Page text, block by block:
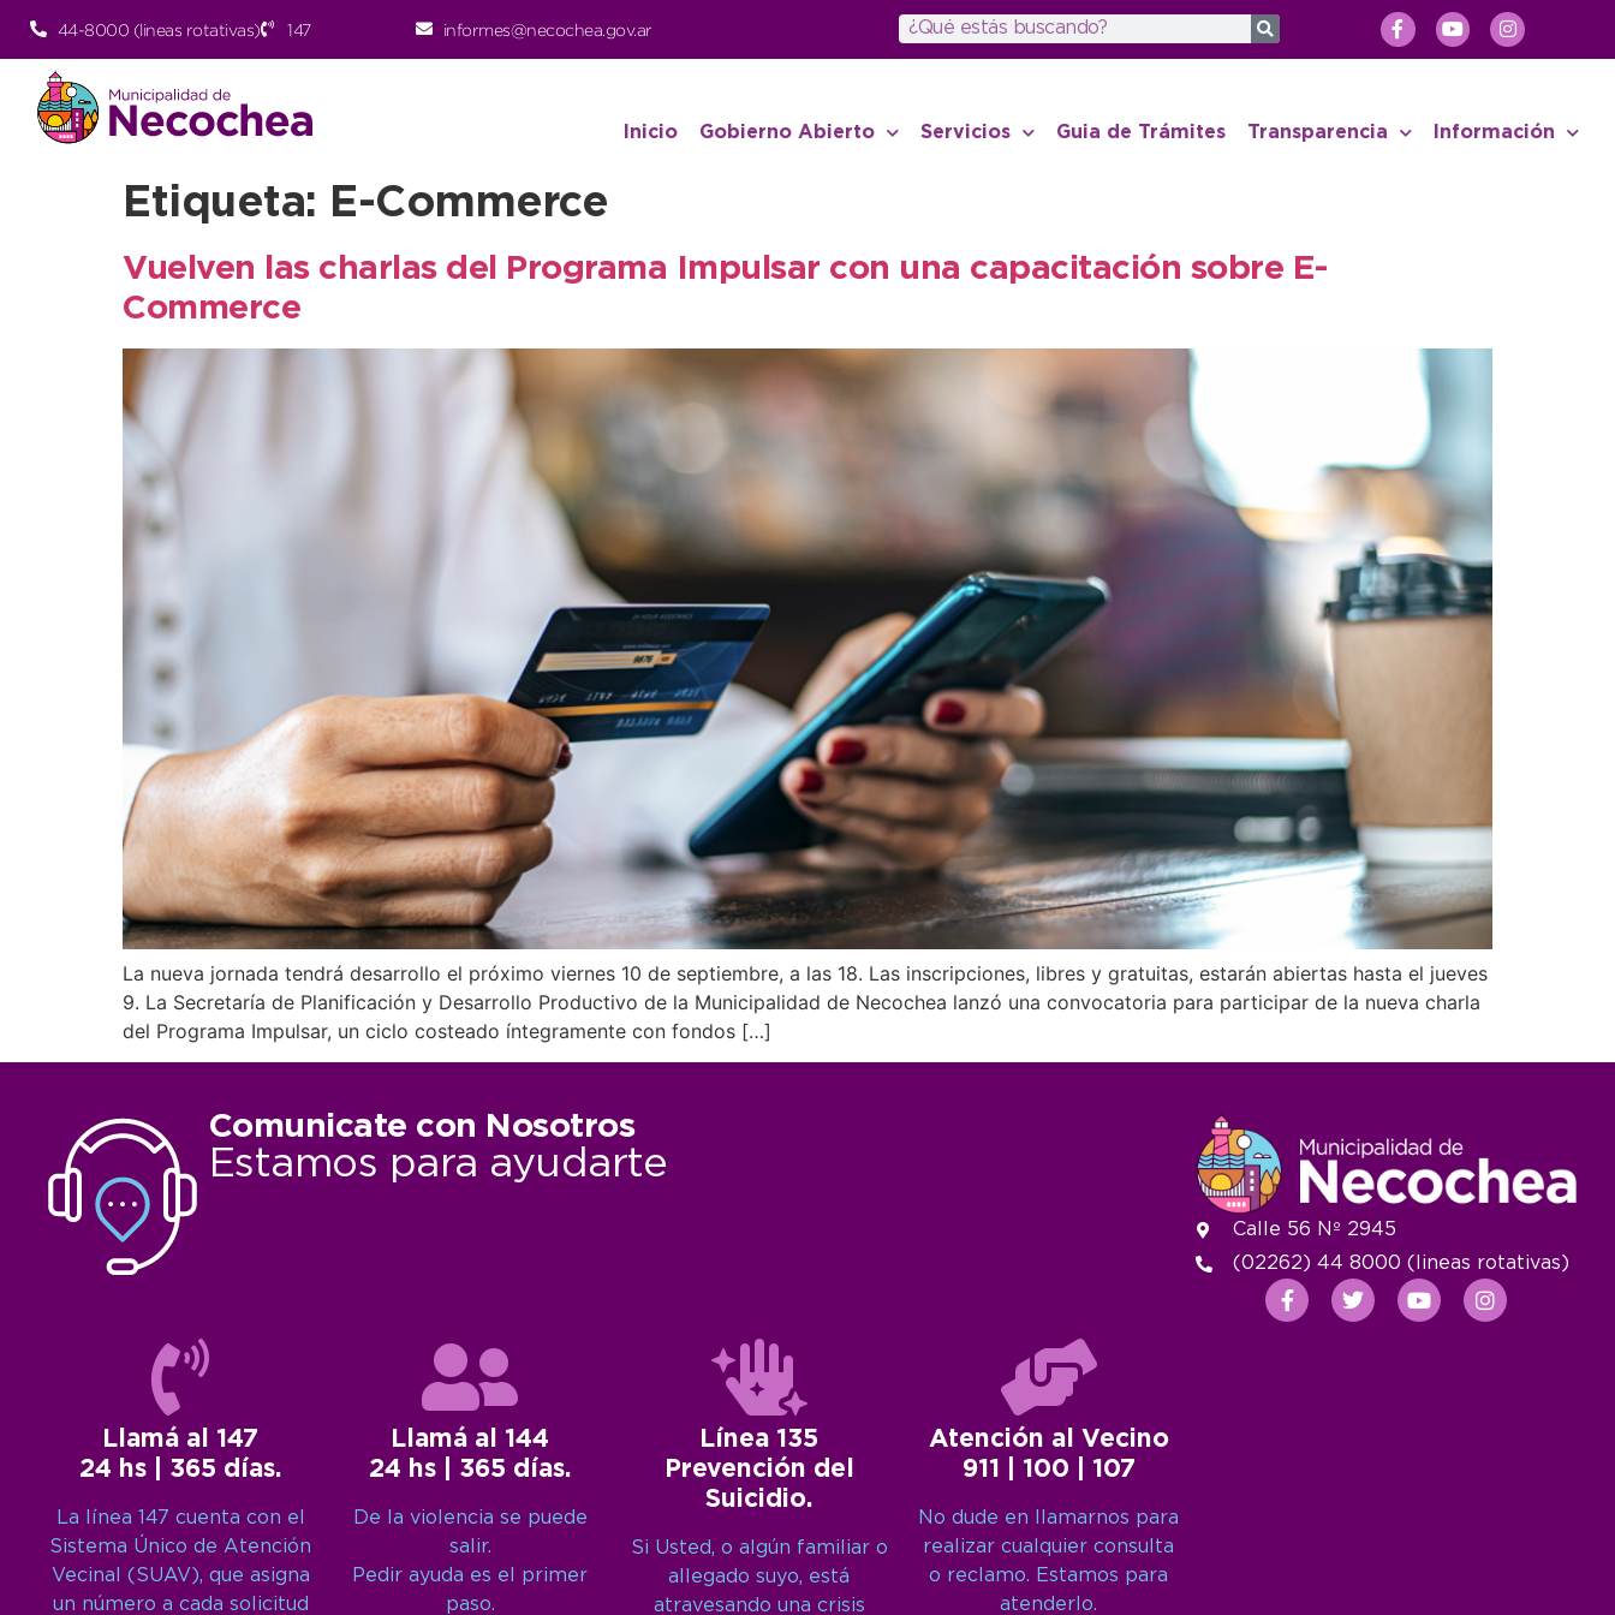
44-8000 (lineas rotativas) 147 informes@necochea.gov.ar
Inicio Gobierno Abierto Servicios Guia de Trámites Transparencia Información
Etiqueta: E-Commerce
Vuelven las charlas del Programa Impulsar con una capacitación sobre E-
Commerce
La nueva jornada tendrá desarrollo el próximo viernes 10 de septiembre, a las 18. Las inscripciones, libres y gratuitas, estarán abiertas hasta el jueves
9. La Secretaría de Planificación y Desarrollo Productivo de la Municipalidad de Necochea lanzó una convocatoria para participar de la nueva charla
del Programa Impulsar, un ciclo costeado íntegramente con fondos […]
Comunicate con Nosotros
Estamos para ayudarte
Llamá al 147
24 hs | 365 días.
La línea 147 cuenta con el
Sistema Único de Atención
Vecinal (SUAV), que asigna
un número a cada solicitud
Llamá al 144
24 hs | 365 días.
De la violencia se puede
salir.
Pedir ayuda es el primer
paso.
Línea 135
Prevención del
Suicidio.
Si Usted, o algún familiar o
allegado suyo, está
atravesando una crisis
Atención al Vecino
911 | 100 | 107
No dude en llamarnos para
realizar cualquier consulta
o reclamo. Estamos para
atenderlo.
Calle 56 Nº 2945
(02262) 44 8000 (lineas rotativas)